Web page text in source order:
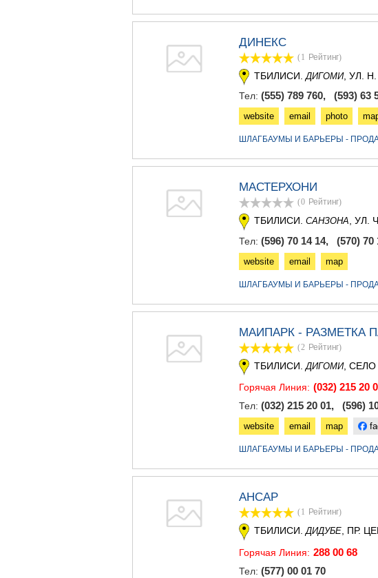
ДИНЕКС
(1 Рейтинг)
ТБИЛИСИ. ДИГОМИ, УЛ.
Тел: (555) 789 760, (593) 63
website email photo
ШЛАГБАУМЫ И БАРЬЕРЫ -
МАСТЕРХОНИ
(0 Рейтинг)
ТБИЛИСИ. САНЗОНА, УЛ.
Тел: (596) 70 14 14, (570) 70
website email map
ШЛАГБАУМЫ И БАРЬЕРЫ -
МАИПАРК - РАЗМЕТКА
(2 Рейтинг)
ТБИЛИСИ. ДИГОМИ, СЕЛО
Горячая Линия: (032) 215 20
Тел: (032) 215 20 01, (596)
website email map
ШЛАГБАУМЫ И БАРЬЕРЫ -
АНСАР
(1 Рейтинг)
ТБИЛИСИ.ДИДУБЕ, ПР.
Горячая Линия: 288 00 68
Тел: (577) 00 01 70